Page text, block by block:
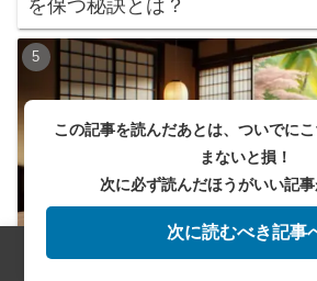
を保つ秘訣とは？
この記事を読んだあとは、ついでに
まないと損！
次に必ず読んだほうがいい記
次に読むべき記事